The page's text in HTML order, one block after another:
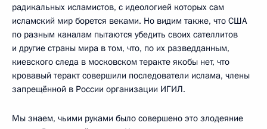
радикальных исламистов, с идеологией которых сам
исламский мир борется веками. Но видим также, что США
по разным каналам пытаются убедить своих сателлитов
и другие страны мира в том, что, по их разведданным,
киевского следа в московском теракте якобы нет, что
кровавый теракт совершили последователи ислама, члены
запрещённой в России организации ИГИЛ.
Мы знаем, чьими руками было совершено это злодеяние